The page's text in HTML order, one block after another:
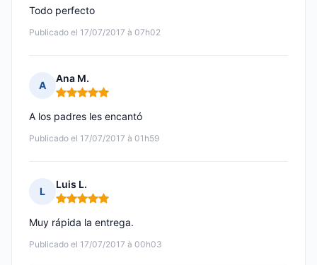
Publicado el 17/07/2017 à 07h02
Todo perfecto
A
Ana M.
Nota: 5 de 5
Publicado el 17/07/2017 à 01h59
A los padres les encantó
L
Luis L.
Nota: 5 de 5
Publicado el 17/07/2017 à 00h03
Muy rápida la entrega.